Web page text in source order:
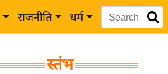
राजनीति धर्म
स्तंभ